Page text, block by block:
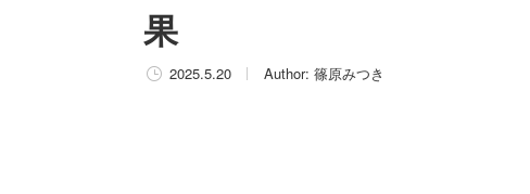
果
2025.5.20 Author: 篠原みつき